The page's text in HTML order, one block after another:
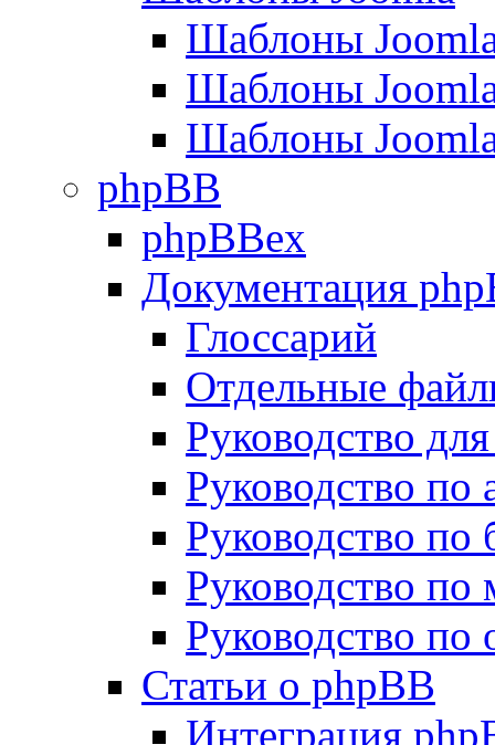
Шаблоны
Шаблоны
Шаблоны
phpBB
phpBBex
Документация
Глоссарий
Отдельные
Руководство
Руководство
Руководство по
Руководство
Руководство
Статьи о phpBB
Интеграция